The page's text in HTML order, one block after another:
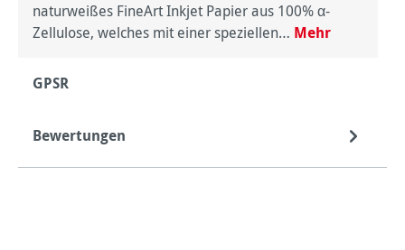
naturweißes FineArt Inkjet Papier aus 100% α-
Zellulose, welches mit einer speziellen… Mehr
GPSR
Bewertungen